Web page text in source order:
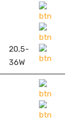
20,5-
36W